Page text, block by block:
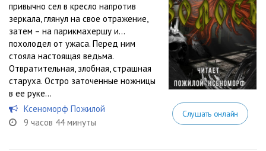
привычно сел в кресло напротив
зеркала, глянул на свое отражение,
затем – на парикмахершу и…
похолодел от ужаса. Перед ним
стояла настоящая ведьма.
Отвратительная, злобная, страшная
старуха. Остро заточенные ножницы
в ее руке...
Ксеноморф Пожилой
9 часов 44 минуты
Слушать онлайн